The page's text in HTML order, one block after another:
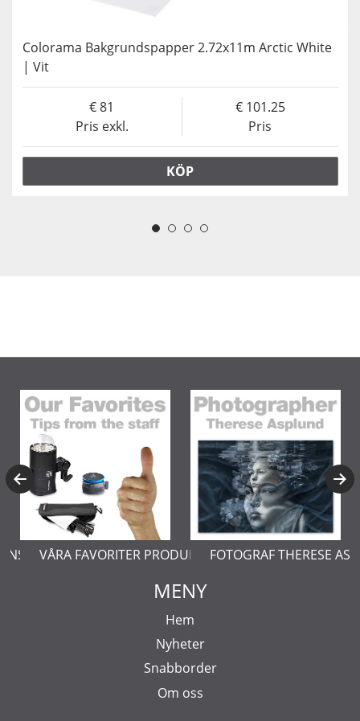
Colorama Bakgrundspapper 2.72x11m Arctic White
| Vit
Pris exkl.
81
Pris
101.25
KÖP
VÅRA FAVORITER PRODUKTERFOTOGRAF THERESE
MENY
Hem
Nyheter
Snabborder
Om oss